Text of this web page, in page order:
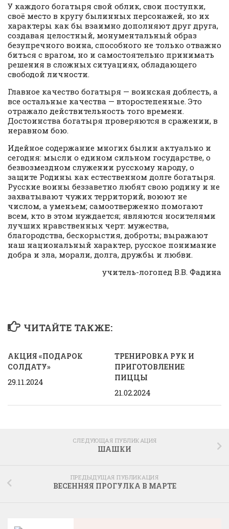
У каждого богатыря свой облик, свои поступки,
своё место в кругу былинных персонажей, но их
характеры как бы взаимно дополняют друг друга,
создавая целостный, монументальный образ
безупречного воина, способного не только отважно
биться с врагом, но и самостоятельно принимать
решения в сложных ситуациях, обладающего
свободой личности.
Главное качество богатыря — воинская доблесть, а
все остальные качества — второстепенные. Это
отражало действительность того времени.
Достоинства богатыря проверяются в сражении, в
неравном бою.
Идейное содержание многих былин актуально и
сегодня: мысли о едином сильном государстве, о
безвозмездном служении русскому народу, о
защите Родины как естественном долге богатыря.
Русские воины беззаветно любят свою родину и не
захватывают чужих территорий, воюют не
числом, а уменьем; самоотверженно помогают
всем, кто в этом нуждается; являются носителями
лучших нравственных черт: мужества,
благородства, бескорыстия, доброты; выражают
наш национальный характер, русское понимание
добра и зла, морали, долга, дружбы и любви.
учитель-логопед В.В. Фадина
ЧИТАЙТЕ ТАКЖЕ:
АКЦИЯ «ПОДАРОК
СОЛДАТУ»
29.11.2024
ТРЕНИРОВКА РУК И
ПРИГОТОВЛЕНИЕ
ПИЦЦЫ
21.02.2024
СЛЕДУЮЩАЯ ПУБЛИКАЦИЯ
ШАШКИ
ПРЕДЫДУЩАЯ ПУБЛИКАЦИЯ
ВЕСЕННЯЯ ПРОГУЛКА В МАРТЕ